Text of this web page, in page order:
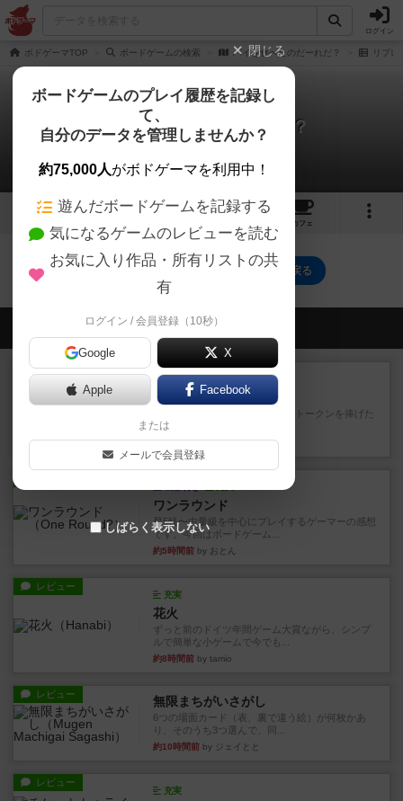
ログイン
ボドゲーマTOP ボードゲームの検索 パイを食べたのだーれだ？ リプレ
パイを食べたのだーれだ？
0件のリプレイ日記
カフェ
パイを食べたのだーれだ？のトップに戻る
会員の新しい投稿
レビュー
宵と暁の呪文書
4/5点呪文を修得したり使い魔にトークンを捧げた
りして得点を増やしてい...
約1時間前by ワタル
ワンラウンド
星5軽〜中量級を中心にプレイするゲーマーの感想
です。今回はボードゲーム...
約5時間前 by おとん
レビュー
充実
花火
ずっと前のドイツ年間ゲーム大賞ながら、シンプ
ルで簡単な小ゲームで今でも...
約8時間前 by tamio
レビュー 無限まちがいさがし
6つの場面カード（表、裏で違う絵）が何枚かあ
り、そのうち3つ選んで、同...
約10時間前 by ジェイとと
レビュー
充実
閉じる
ボードゲームのプレイ履歴を記録し
て、
自分のデータを管理しませんか？
約75,000人がボドゲーマを利用中！
遊んだボードゲームを記録する
気になるゲームのレビューを読む
お気に入り作品・所有リストの共
有
ログイン / 会員登録（10秒）
Google X
Apple Facebook
または
メールで会員登録
しばらく表示しない